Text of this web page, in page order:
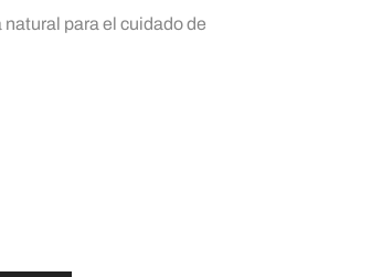
para el cuidado de